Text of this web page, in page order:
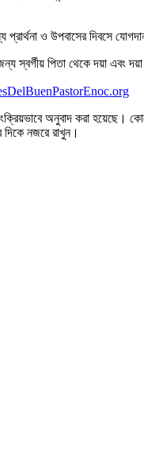
প্রার্থনা ও উপবাসের দিবসে
স্বর্গীয় পিতা থেকে দয়া এবং
অনুবাদ করা হয়েছে।
নজরে রাখুন।